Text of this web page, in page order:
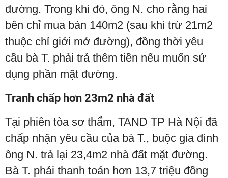
đường. Trong khi đó, ông N. cho rằng hai
bên chỉ mua bán 140m2 (sau khi trừ 21m2
thuộc chỉ giới mở đường), đồng thời yêu
cầu bà T. phải trả thêm tiền nếu muốn sử
dụng phần mặt đường.
Tranh chấp hơn 23m2 nhà đất
Tại phiên tòa sơ thẩm, TAND TP Hà Nội đã
chấp nhận yêu cầu của bà T., buộc gia đình
ông N. trả lại 23,4m2 nhà đất mặt đường.
Bà T. phải thanh toán hơn 13,7 triệu đồng